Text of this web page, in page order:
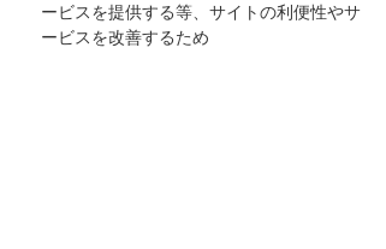
ービスを提供する等、サイトの利便性やサ
ービスを改善するため